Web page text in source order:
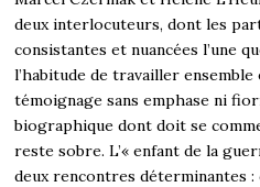
deux interlocuteurs, dont les
consistantes et nuancées l’une
l’habitude de travailler
témoignage sans emphase ni
biographique dont doit se
reste sobre. L’« enfant de la
deux rencontres déterminantes :